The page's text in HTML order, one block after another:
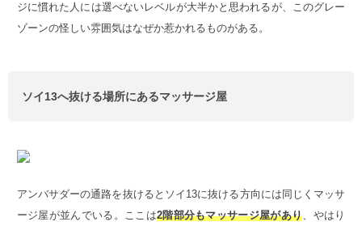
ジに慣れた人には選べないレベルが大半かと思われるが、このグレー
ゾーンの怪しい雰囲気はなぜか惹かれるものがある。
ソイ13へ抜ける場所にあるマッサージ屋
アンバサダーの通路を抜けるとソイ13に抜ける方向には同じくマッサ
ージ屋が並んでいる。ここは2階部分もマッサージ屋があり、やはり